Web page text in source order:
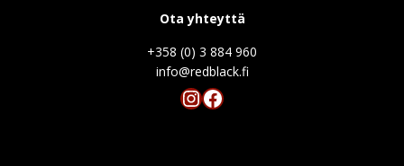
Ota yhteyttä
+358 (0) 3 884 960
info@redblack.f
Instagram
Facebook